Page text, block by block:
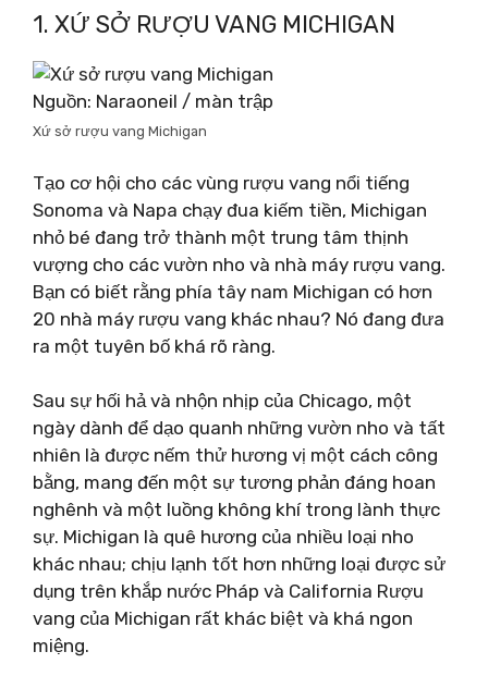
1. XỨ SỞ RƯỢU VANG MICHIGAN
Nguồn: Naraoneil / màn trập
Xứ sở rượu vang Michigan
Tạo cơ hội cho các vùng rượu vang nổi tiếng
Sonoma và Napa chạy đua kiếm tiền, Michigan
nhỏ bé đang trở thành một trung tâm thịnh
vượng cho các vườn nho và nhà máy rượu vang.
Bạn có biết rằng phía tây nam Michigan có hơn
20 nhà máy rượu vang khác nhau? Nó đang đưa
ra một tuyên bố khá rõ ràng.
Sau sự hối hả và nhộn nhịp của Chicago, một
ngày dành để dạo quanh những vườn nho và tất
nhiên là được nếm thử hương vị một cách công
bằng, mang đến một sự tương phản đáng hoan
nghênh và một luồng không khí trong lành thực
sự. Michigan là quê hương của nhiều loại nho
khác nhau; chịu lạnh tốt hơn những loại được sử
dụng trên khắp nước Pháp và California Rượu
vang của Michigan rất khác biệt và khá ngon
miệng.